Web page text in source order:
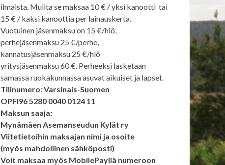
ilmaista. Muilta se maksaa 10 € / yksi kanootti tai
15 € / kaksi kanoottia per lainauskerta.
Vuotuinen jäsenmaksu on 15 €/hlö,
perhejäsenmaksu 25 €/perhe,
kannatusjäsenmaksu 25 €/hlö
yritysjäsenmaksu 60 €. Perheeksi lasketaan
samassa ruokakunnassa asuvat aikuiset ja lapset.
Tilinumero: Varsinais-Suomen
OPFI96 5280 0040 0124 11
Maksun saaja:
Mynämäen Asemanseudun Kylät ry
Viitetietoihin maksajan nimi ja osoite
(myös mahdollinen sähköposti)
Voit maksaa myös MobilePayllä numeroon